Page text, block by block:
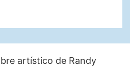
artístico de Randy